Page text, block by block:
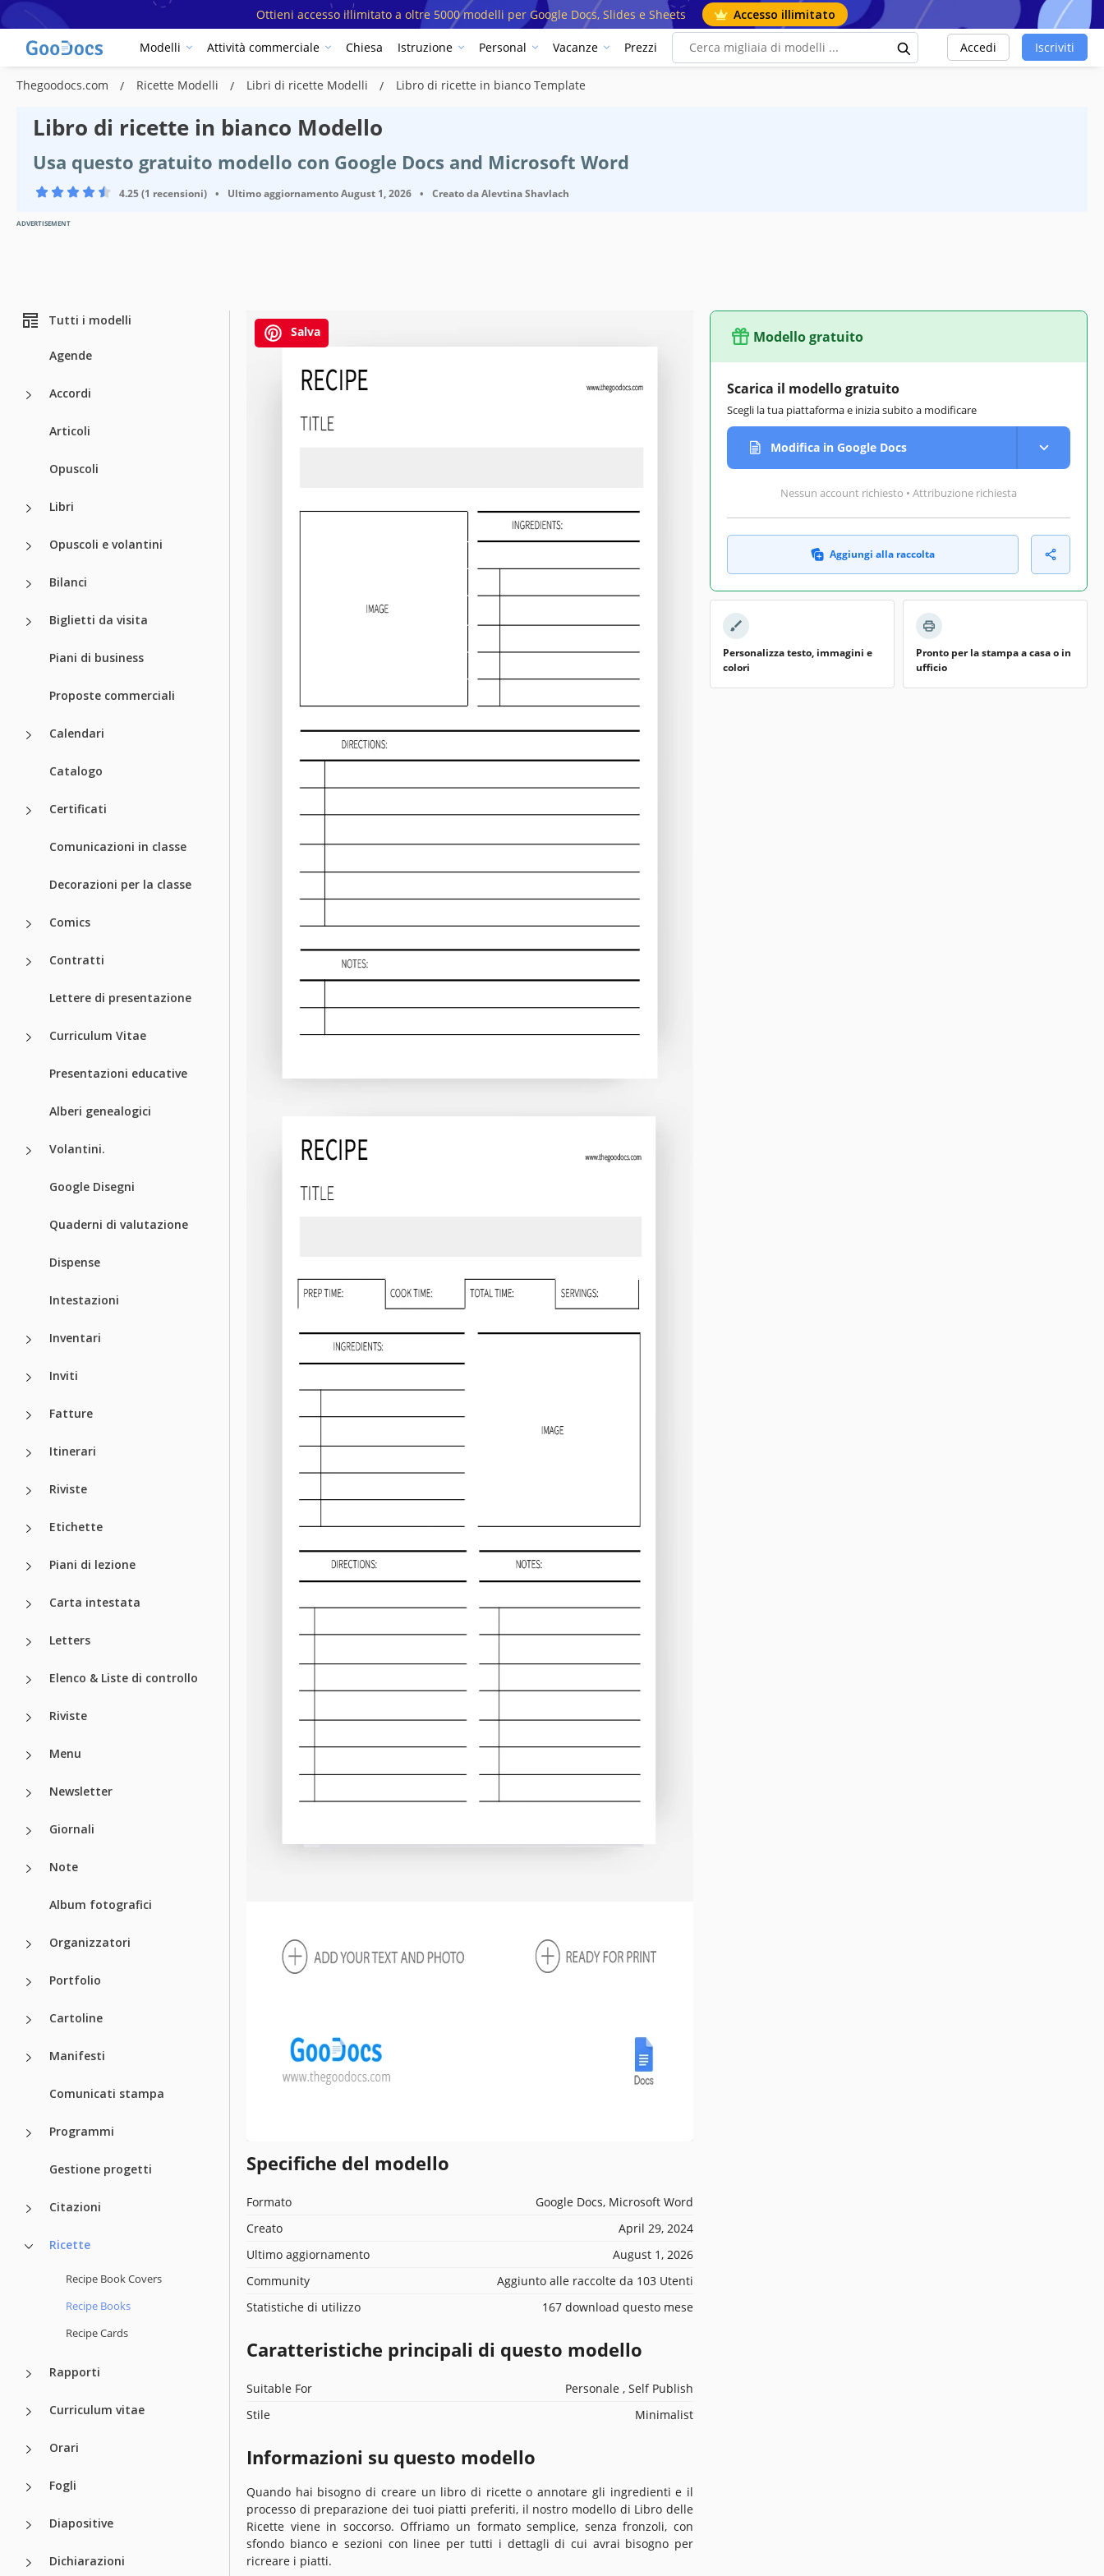
Ottieni accesso illimitato a oltre 5000 modelli per Google Docs, Slides e Sheets Accesso illimitato
Modelli Attività commerciale Chiesa Istruzione Personal Vacanze Prezzi Accedi Iscriviti
Thegoodocs.com Ricette Modelli Libri di ricette Modelli Libro di ricette in bianco Template
Libro di ricette in bianco Modello
Usa questo gratuito modello con Google Docs and Microsoft Word
4.25 (1 recensioni) • Ultimo aggiornamentoAugust 1, 2026 • Creato daAlevtina Shavlach
ADVERTISEMENT
Tutti i modelli
Agende
Accordi
Articoli
Opuscoli
Libri
Opuscoli e volantini
Bilanci
Biglietti da visita
Piani di business
Proposte commerciali
Calendari
Catalogo
Certificati
Comunicazioni in classe
Decorazioni per la classe
Comics
Contratti
Lettere di presentazione
Curriculum Vitae
Presentazioni educative
Alberi genealogici
Volantini.
Google Disegni
Quaderni di valutazione
Dispense
Intestazioni
Inventari
Inviti
Fatture
Itinerari
Riviste
Etichette
Piani di lezione
Carta intestata
Letters
Elenco & Liste di controllo
Riviste
Menu
Newsletter
Giornali
Note
Album fotografici
Organizzatori
Portfolio
Cartoline
Manifesti
Comunicati stampa
Programmi
Gestione progetti
Citazioni
Ricette
Recipe Book Covers
Recipe Books
Recipe Cards
Rapporti
Curriculum vitae
Orari
Fogli
Diapositive
Dichiarazioni
Salva
Specifiche del modello
Formato
Google Docs, Microsoft Word
Creato
April 29, 2024
Ultimo aggiornamento
August 1, 2026
Community
Aggiunto alle raccolte da 103 Utenti
Statistiche di utilizzo
167 download questo mese
Caratteristiche principali di questo modello
Suitable For
Personale , Self Publish
Stile
Minimalist
Informazioni su questo modello
Quando hai bisogno di creare un libro di ricette o annotare gli ingredienti e il
processo di preparazione dei tuoi piatti preferiti, il nostro modello di Libro delle
Ricette viene in soccorso. Offriamo un formato semplice, senza fronzoli, con
sfondo bianco e sezioni con linee per tutti i dettagli di cui avrai bisogno per
ricreare i piatti.
Modello gratuito
Scarica il modello gratuito
Scegli la tua piattaforma e inizia subito a modificare
Modifica in Google Docs
Nessun account richiesto • Attribuzione richiesta
Aggiungi alla raccolta
Personalizza testo, immagini e
colori
Pronto per la stampa a casa o in
ufficio